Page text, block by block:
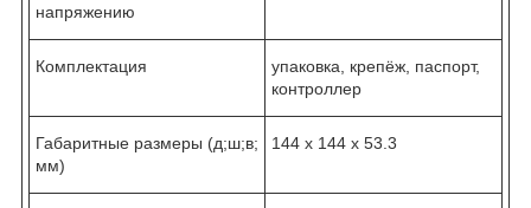
напряжению
Комплектация
упаковка, крепёж, паспорт,
контроллер
Габаритные размеры (д;ш;в;
мм)
144 х 144 х 53.3